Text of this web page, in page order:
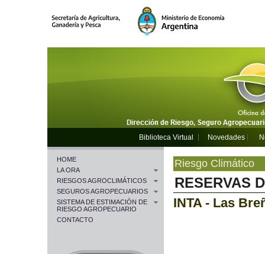
Biblioteca Virtual Novedades
HOME
LA ORA
RIESGOS AGROCLIMÁTICOS
SEGUROS AGROPECUARIOS
SISTEMA DE ESTIMACIÓN DE
RIESGO AGROPECUARIO
CONTACTO
Riesgo Climático
RESERVAS
INTA - Las